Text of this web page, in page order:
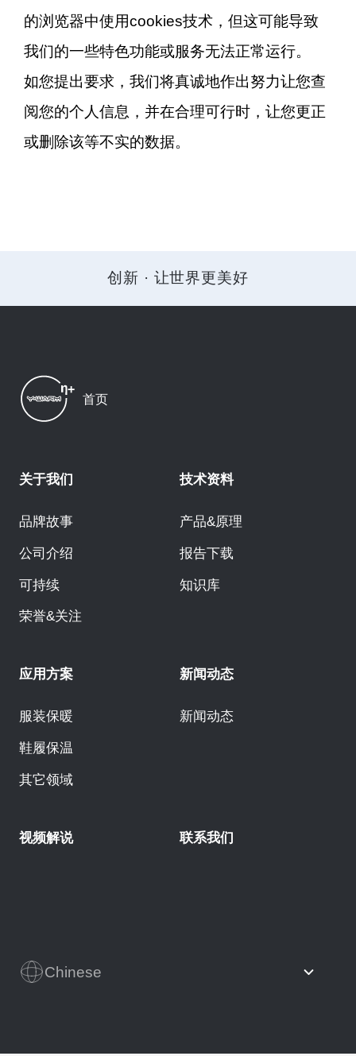
的浏览器中使用cookies技术，但这可能导致
我们的一些特色功能或服务无法正常运行。
如您提出要求，我们将真诚地作出努力让您查
阅您的个人信息，并在合理可行时，让您更正
或删除该等不实的数据。
创新 · 让世界更美好
首页
关于我们
品牌故事
公司介绍
可持续
荣誉&关注
技术资料
产品&原理
报告下载
知识库
应用方案
服装保暖
鞋履保温
其它领域
新闻动态
新闻动态
视频解说 联系我们
English
Chinese